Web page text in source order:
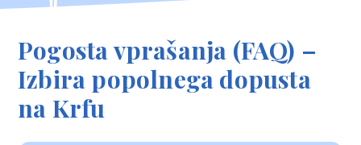
Pogosta vprašanja (FAQ) –
Izbira popolnega dopusta
na Krfu